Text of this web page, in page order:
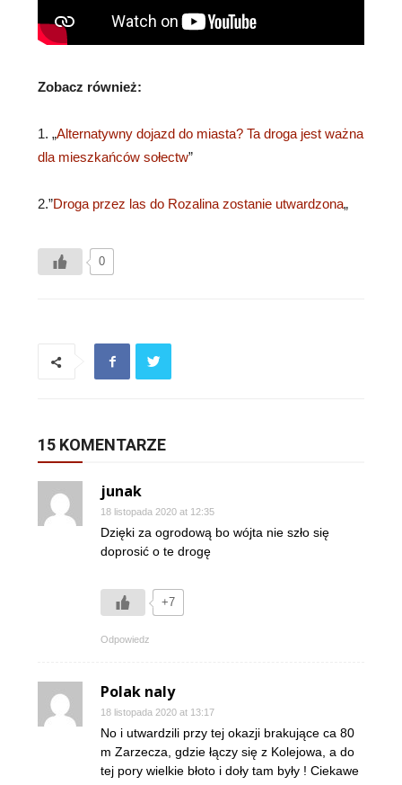
Zobacz również:
1. „Alternatywny dojazd do miasta? Ta droga jest ważna
dla mieszkańców sołectw”
2.”Droga przez las do Rozalina zostanie utwardzona„
0
15 KOMENTARZE
junak
18 listopada 2020 at 12:35
Dzięki za ogrodową bo wójta nie szło się
doprosić o te drogę
+7
Odpowiedz
Polak naly
18 listopada 2020 at 13:17
No i utwardzili przy tej okazji brakujące ca 80
m Zarzecza, gdzie łączy się z Kolejowa, a do
tej pory wielkie błoto i doły tam były ! Ciekawe